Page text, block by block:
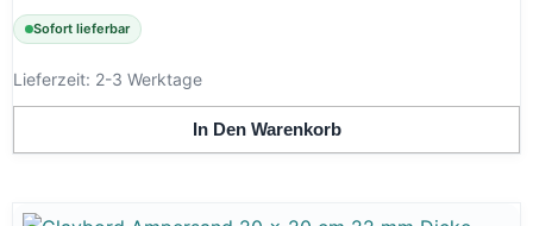
Sofort lieferbar
Lieferzeit: 2-3 Werktage
In Den Warenkorb